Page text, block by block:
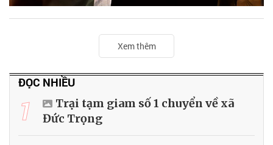
Xem thêm
ĐỌC NHIỀU
1
Trại tạm giam số 1 chuyển về xã
Đức Trọng